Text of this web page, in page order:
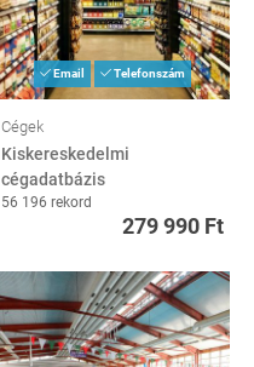
Email Telefonszám
Cégek
Kiskereskedelmi
cégadatbázis
56 196 rekord
279 990 Ft